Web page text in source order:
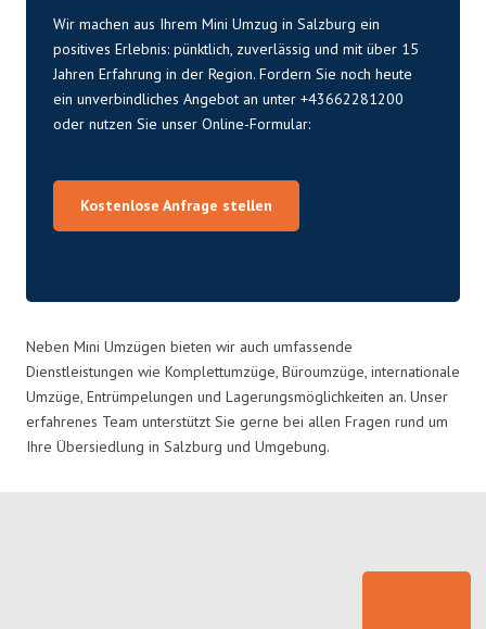
Wir machen aus Ihrem Mini Umzug in Salzburg ein
positives Erlebnis: pünktlich, zuverlässig und mit über 15
Jahren Erfahrung in der Region. Fordern Sie noch heute
ein unverbindliches Angebot an unter +43662281200
oder nutzen Sie unser Online-Formular:
Kostenlose Anfrage stellen
Neben Mini Umzügen bieten wir auch umfassende
Dienstleistungen wie Komplettumzüge, Büroumzüge, internationale
Umzüge, Entrümpelungen und Lagerungsmöglichkeiten an. Unser
erfahrenes Team unterstützt Sie gerne bei allen Fragen rund um
Ihre Übersiedlung in Salzburg und Umgebung.